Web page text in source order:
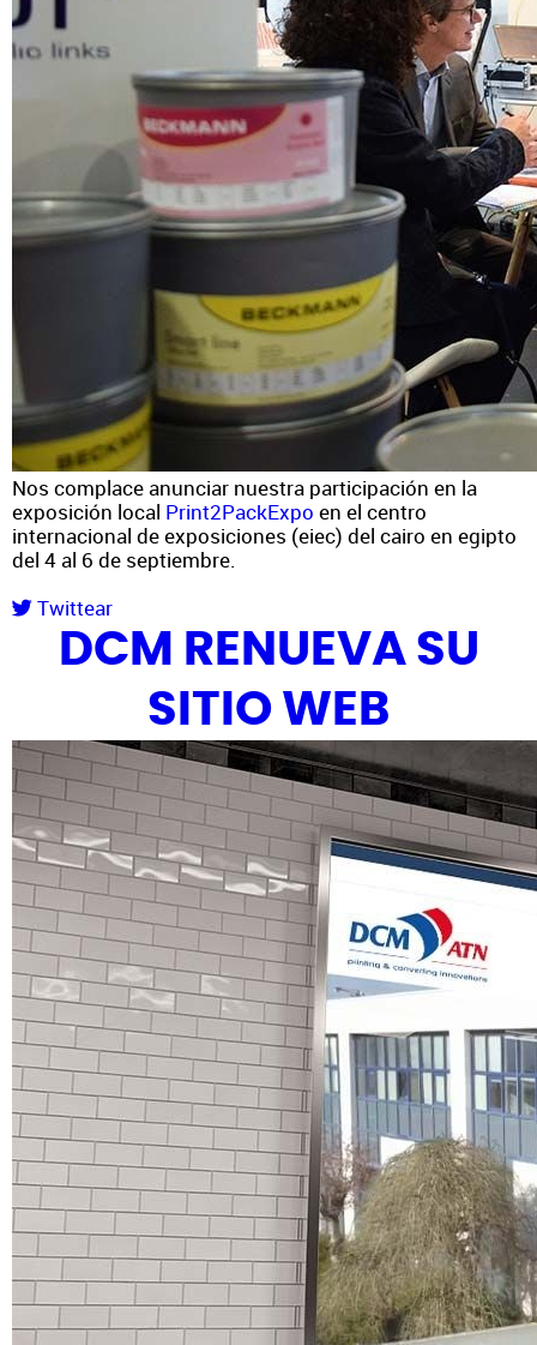
Nos complace anunciar nuestra participación en la
exposición local Print2PackExpoen el centro
internacional de exposiciones (eiec) del cairo en egipto
del 4 al 6 de septiembre.
Twittear
DCM RENUEVA SU
SITIO WEB